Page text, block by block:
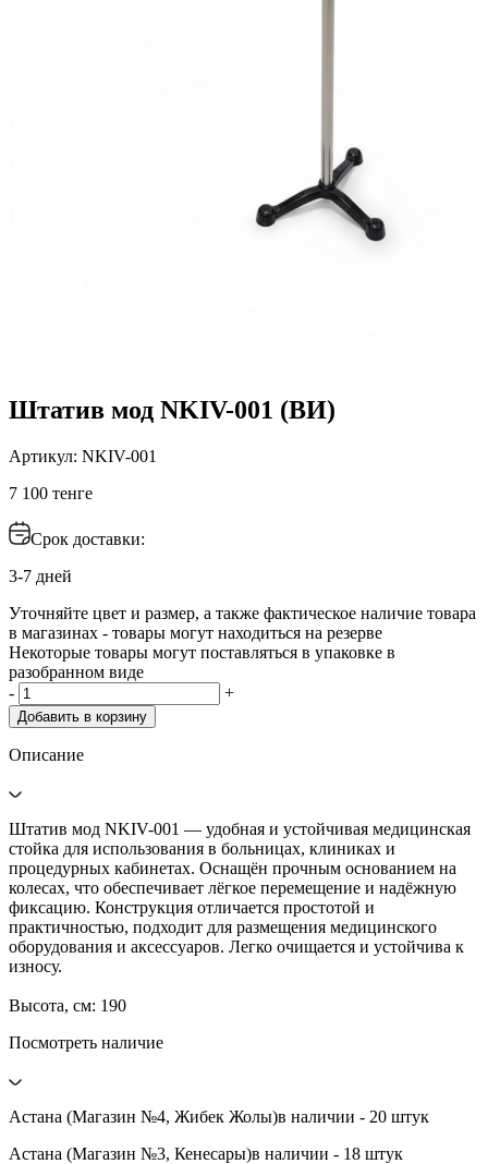
Штатив мод NKIV-001 (ВИ)
Артикул: NKIV-001
7 100 тенге
Срок доставки:
3-7 дней
Уточняйте цвет и размер, а также фактическое наличие товара
в магазинах - товары могут находиться на резерве
Некоторые товары могут поставляться в упаковке в
разобранном виде
-
+
Добавить в корзину
Описание
Штатив мод NKIV-001 — удобная и устойчивая медицинская
стойка для использования в больницах, клиниках и
процедурных кабинетах. Оснащён прочным основанием на
колесах, что обеспечивает лёгкое перемещение и надёжную
фиксацию. Конструкция отличается простотой и
практичностью, подходит для размещения медицинского
оборудования и аксессуаров. Легко очищается и устойчива к
износу.
Высота, см: 190
Посмотреть наличие
Астана (Магазин №4, Жибек Жолы)в наличии - 20 штук
Астана (Магазин №3, Кенесары)в наличии - 18 штук